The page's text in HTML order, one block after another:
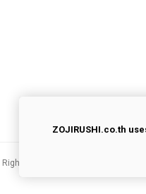
Reserved.
ZOJIRUSHI.co.th